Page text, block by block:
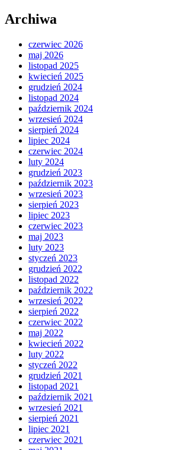
Archiwa
czerwiec 2026
maj 2026
listopad 2025
kwiecień 2025
grudzień 2024
listopad 2024
październik 2024
wrzesień 2024
sierpień 2024
lipiec 2024
czerwiec 2024
luty 2024
grudzień 2023
październik 2023
wrzesień 2023
sierpień 2023
lipiec 2023
czerwiec 2023
maj 2023
luty 2023
styczeń 2023
grudzień 2022
listopad 2022
październik 2022
wrzesień 2022
sierpień 2022
czerwiec 2022
maj 2022
kwiecień 2022
luty 2022
styczeń 2022
grudzień 2021
listopad 2021
październik 2021
wrzesień 2021
sierpień 2021
lipiec 2021
czerwiec 2021